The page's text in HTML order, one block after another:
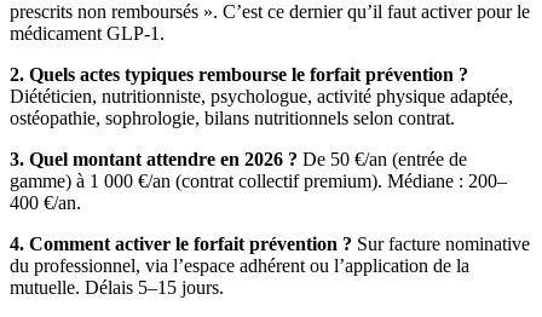
prescrits non remboursés ». C’est ce dernier qu’il faut activer pour le
médicament GLP-1.
2. Quels actes typiques rembourse le forfait prévention ?
Diététicien, nutritionniste, psychologue, activité physique adaptée,
ostéopathie, sophrologie, bilans nutritionnels selon contrat.
3. Quel montant attendre en 2026 ? De 50 €/an (entrée de
gamme) à 1 000 €/an (contrat collectif premium). Médiane : 200–
400 €/an.
4. Comment activer le forfait prévention ? Sur facture nominative
du professionnel, via l’espace adhérent ou l’application de la
mutuelle. Délais 5–15 jours.